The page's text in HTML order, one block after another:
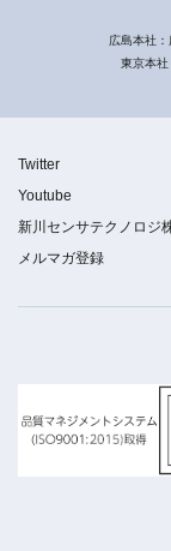
広島本社
東京本
Twitter
Youtube
新川センサテクノロジ
メルマガ登録